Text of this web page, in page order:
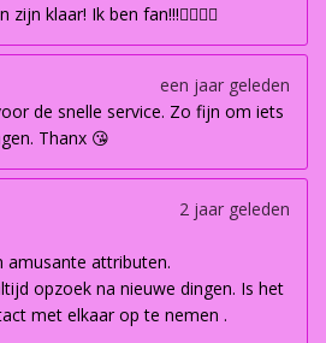
klaar! Ik ben fan!!!👌🏽👌🏽
een jaar geleden
de snelle service. Zo fijn om iets
Thanx 😘
2 jaar geleden
amusante attributen.
opzoek na nieuwe dingen. Is het
met elkaar op te nemen .